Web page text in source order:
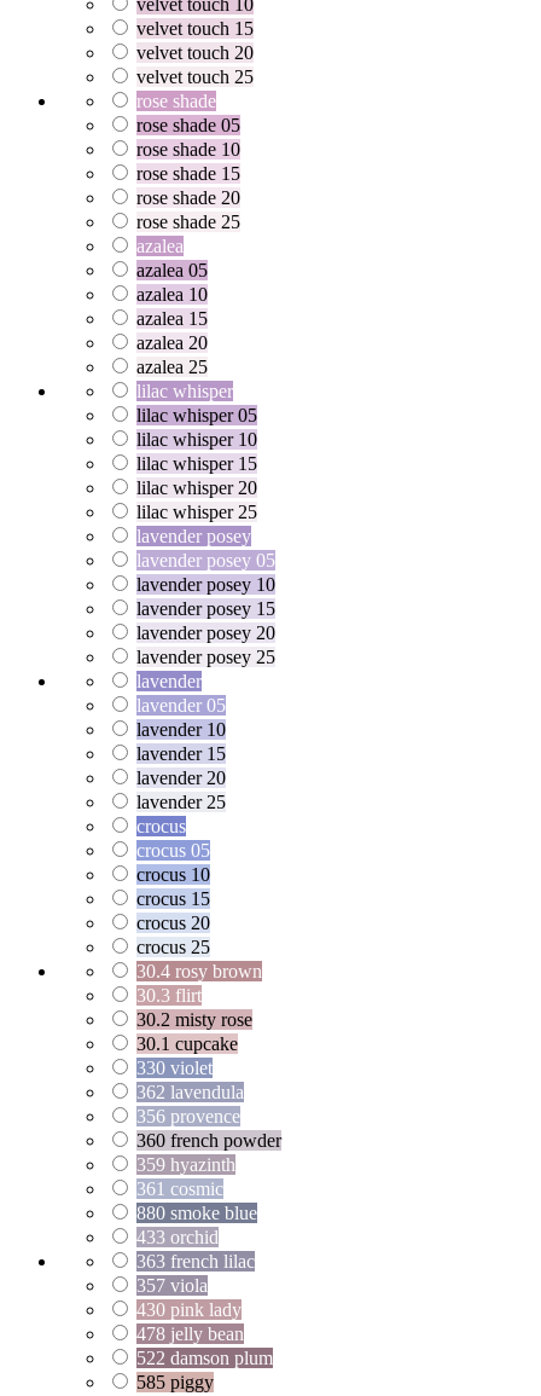
velvet touch 15
velvet touch 20
velvet touch 25
rose shade
rose shade 05
rose shade 10
rose shade 15
rose shade 20
rose shade 25
azalea
azalea 05
azalea 10
azalea 15
azalea 20
azalea 25
lilac whisper
lilac whisper 05
lilac whisper 10
lilac whisper 15
lilac whisper 20
lilac whisper 25
lavender posey
lavender posey 05
lavender posey 10
lavender posey 15
lavender posey 20
lavender posey 25
lavender
lavender 05
lavender 10
lavender 15
lavender 20
lavender 25
crocus
crocus 05
crocus 10
crocus 15
crocus 20
crocus 25
30.4 rosy brown
30.3 flirt
30.2 misty rose
30.1 cupcake
330 violet
362 lavendula
356 provence
360 french powder
359 hyazinth
361 cosmic
880 smoke blue
433 orchid
363 french lilac
357 viola
430 pink lady
478 jelly bean
522 damson plum
585 piggy